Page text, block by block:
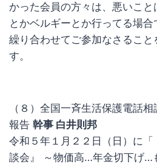
かった会員の方々は、悪いこ
とかベルギーとか行ってる場
繰り合わせてご参加なさること
す。
（８）全国一斉生活保護電話
報告 幹事 白井則邦
令和５年１月２２日（日）に
談会』 ～物価高…年金切下げ…